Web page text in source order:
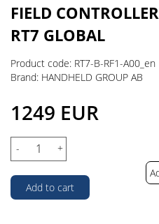
FIELD
RT7 GLOBAL
Product code: RT7-B-RF1-A00_en
Brand: HANDHELD GROUP AB
1249 EUR
- +
Add to cart